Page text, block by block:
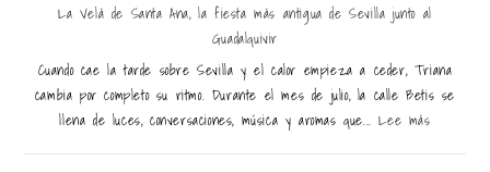
La Velá de Santa Ana, la fiesta más antigua de Sevilla junto al
Guadalquivir
Cuando cae la tarde sobre Sevilla y el calor empieza a ceder, Triana
cambia por completo su ritmo. Durante el mes de julio, la calle Betis se
llena de luces, conversaciones, música y aromas que...Lee más